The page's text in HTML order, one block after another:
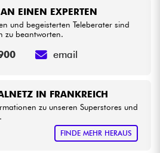
sich unsere Marken an
IN FRANKREICH
zu unseren Superstores und
FINDE MEHR HERAUS
EINEN EXPERTEN
und begeisterten Teleberater sind
zu beantworten.
email